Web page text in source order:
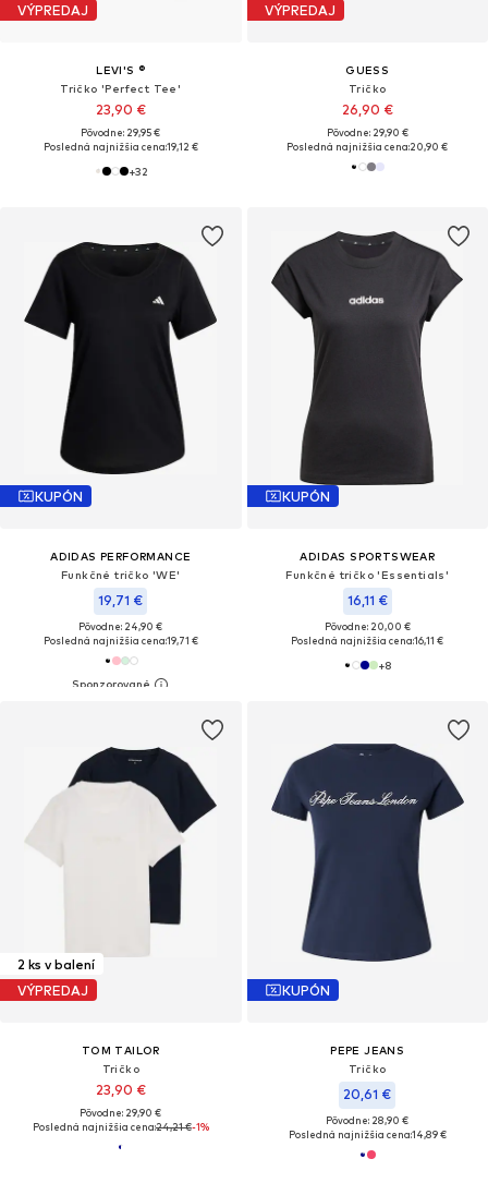
VÝPREDAJ
LEVI'S ®
Tričko 'Perfect Tee'
23,90 €
Pôvodne: 29,95 €
Posledná najnižšia cena:19,12 €
+32
VÝPREDAJ
GUESS
Tričko
26,90 €
Pôvodne: 29,90 €
Posledná najnižšia cena:20,90 €
KUPÓN
ADIDAS PERFORMANCE
Funkčné tričko 'WE'
19,71 €
Pôvodne: 24,90 €
Posledná najnižšia cena:19,71 €
KUPÓN
ADIDAS SPORTSWEAR
Funkčné tričko 'Essentials'
16,11 €
Pôvodne: 20,00 €
Posledná najnižšia cena:16,11 €
+8
2 ks v balení
VÝPREDAJ
TOM TAILOR
Tričko
23,90 €
Pôvodne: 29,90 €
Posledná najnižšia cena:24,21 €-1%
KUPÓN
PEPE JEANS
Tričko
20,61 €
Pôvodne: 28,90 €
Posledná najnižšia cena:14,89 €